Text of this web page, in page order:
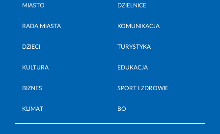
MIASTO DZIELNICE
RADA MIASTA KOMUNIKACJA
DZIECI TURYSTYKA
KULTURA EDUKACJA
BIZNES SPORT I ZDROWIE
KLIMAT BO